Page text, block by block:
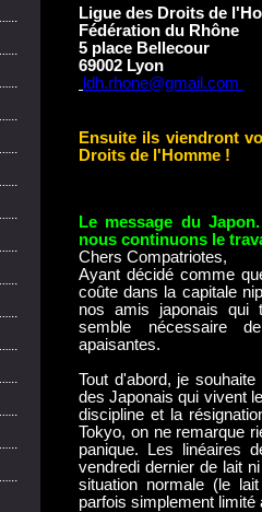
Ligue des Droits de
Fédération du Rhône
5 place Bellecour
69002 Lyon
ldh.rhone@gmail.com
Ensuite ils viendront
Droits de l'Homme !
Le message du
nous continuons le
Chers Compatriotes,
Ayant décidé comme
coûte dans la capitale
nos amis japonais qui
semble nécessaire
apaisantes.
Tout d'abord, je
des Japonais qui vivent
discipline et la
Tokyo, on ne remarque
panique. Les linéaires
vendredi dernier de lait
situation normale (le
parfois simplement limité